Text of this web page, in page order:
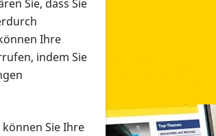
Sie, dass Sie
Ihre
indem Sie
Sie Ihre